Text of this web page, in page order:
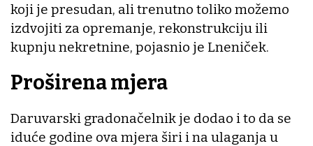
koji je presudan, ali trenutno toliko možemo
izdvojiti za opremanje, rekonstrukciju ili
kupnju nekretnine, pojasnio je Lneniček.
Proširena mjera
Daruvarski gradonačelnik je dodao i to da se
iduće godine ova mjera širi i na ulaganja u